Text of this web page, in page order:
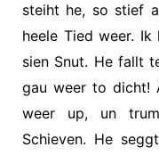
steiht he, so stief
heele Tied weer.
sien Snut. He fallt
gau weer to dicht!
weer up, un
Schieven. He